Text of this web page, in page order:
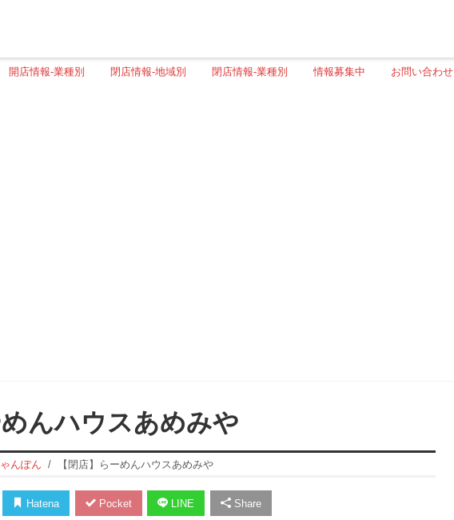
開店情報-業種別 閉店情報-地域別 閉店情報-業種別 情報募集中 お問い合わせ
めんハウスあめみや
んぽん 【閉店】らーめんハウスあめみや
Hatena Pocket LINE Share